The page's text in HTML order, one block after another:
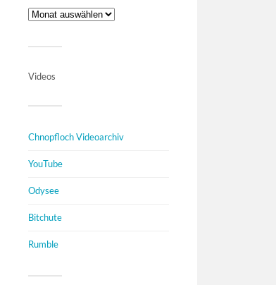
Videos
Chnopfloch Videoarchiv
YouTube
Odysee
Bitchute
Rumble